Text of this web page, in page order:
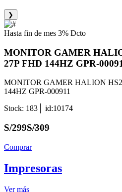
❯
Hasta fin de mes 3% Dcto
MONITOR GAMER
27P FHD 144HZ GPR-
MONITOR GAMER HALION
144HZ GPR-000911
Stock: 183│ id:10174
S/299S/309
Comprar
Impresoras
Ver más